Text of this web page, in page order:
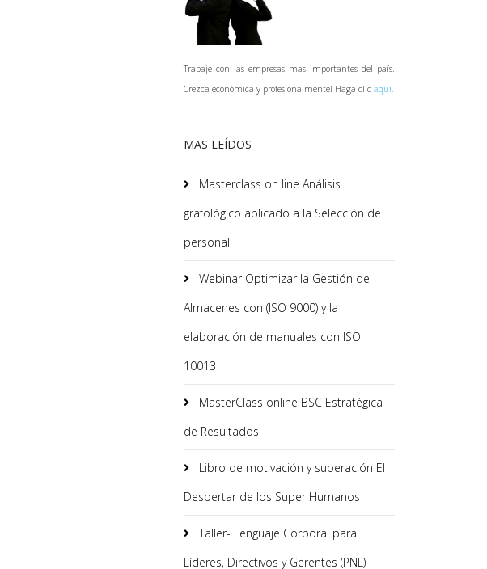
Trabaje con las empresas mas importantes del país.
Crezca económica y profesionalmente! Haga clic aquí.
MAS LEÍDOS
Masterclass on line Análisis
grafológico aplicado a la Selección de
personal
Webinar Optimizar la Gestión de
Almacenes con (ISO 9000) y la
elaboración de manuales con ISO
10013
MasterClass online BSC Estratégica
de Resultados
Libro de motivación y superación El
Despertar de los Super Humanos
Taller- Lenguaje Corporal para
Líderes, Directivos y Gerentes (PNL)